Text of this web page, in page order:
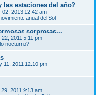
las estaciones del año?
02, 2013 12:42 am
anual del Sol
sorpresas...
22, 2011 5:11 pm
nocturno?
11, 2011 12:10 pm
2011 9:13 am